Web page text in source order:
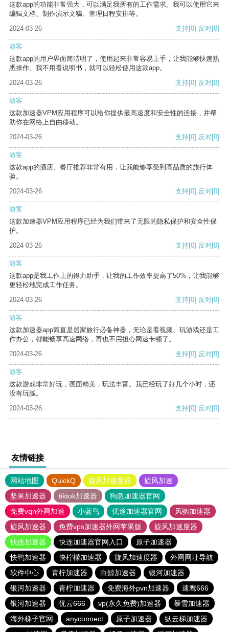
这款app的功能非常强大，可以满足我所有的工作需求。我可以使用它来
编辑文档、制作演示文稿、管理日程安排等。
2024-03-26
支持[0] 反对[0]
游客
这款app的用户界面简洁明了，使用起来非常容易上手，让我能够快速熟
悉操作。我不用看说明书，就可以轻松使用这款app。
2024-03-26
支持[0] 反对[0]
游客
这款加速器VPM应用程序可以给你提供最高速度和安全性的连接，并帮
助你在网络上自由移动。
2024-03-26
支持[0] 反对[0]
游客
这款app的酒店、餐厅推荐非常有用，让我能够享受到高品质的旅行体
验。
2024-03-26
支持[0] 反对[0]
游客
这款加速器VPM应用程序已经为我们带来了无限的隐私保护和安全性保
护。
2024-03-26
支持[0] 反对[0]
游客
这款app是我工作上的得力助手，让我的工作效率提高了50%，让我能够
更轻松地完成工作任务。
2024-03-26
支持[0] 反对[0]
游客
这款加速器app简直是居家旅行必备神器，无论是看视频、玩游戏还是工
作办公，都能畅享高速网络，再也不用担心网速卡顿了。
2024-03-26
支持[0] 反对[0]
游客
这款游戏非常好玩，画面精美，玩法丰富。我已经玩了好几个小时，还
没有玩腻。
2024-03-26
支持[0] 反对[0]
友情链接
网站地图 QuickQ 旋风加速度器
旋风加速
坚果加速器
tiktok加速器
狗急加速器官网
免费vqn外网加速
小蓝鸟 优途加速器官网
风驰加速器
旋风加速器
免费vps加速器外网苹果版
旋风加速度器
快连加速器
快连加速器官网入口
原子加速器
快鸭加速器
快柠檬加速器 旋风加速度器
外网网址导航
软件中心
青柠加速器 白鲸加速器
银河加速器
银河加速器
青柠加速器 免费海外pvn加速器
速鹰666
银河加速器
优云666 vp(永久免费)加速器
暴雪加速器
海外梯子官网
anyconnect 原子加速器
纵云梯加速器